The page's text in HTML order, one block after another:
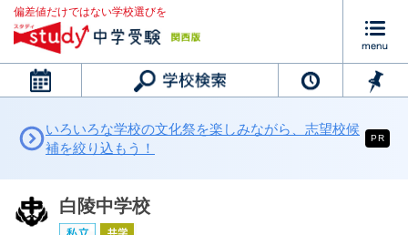
偏差値だけではない学校選びを
カレンダー
いろいろな学校の文化祭を楽しみながら、志望校候
補を絞り込もう！
PR
白陵中学校